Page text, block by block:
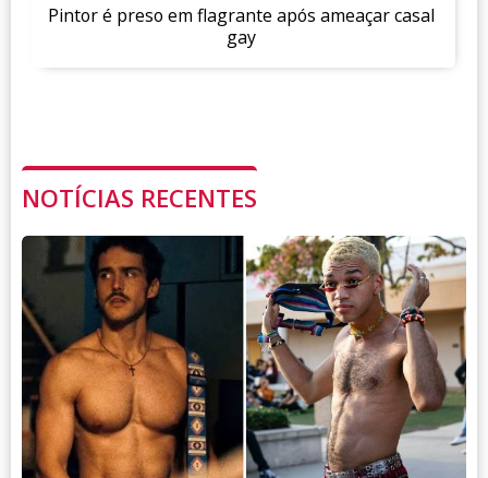
Pintor é preso em flagrante após ameaçar casal
gay
NOTÍCIAS RECENTES